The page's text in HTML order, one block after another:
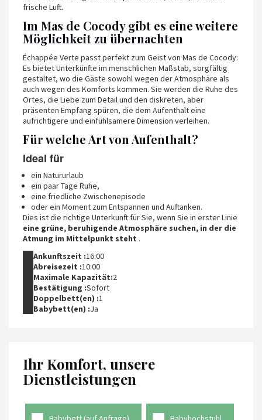
frische Luft.
Im Mas de Cocody gibt es eine weitere
Möglichkeit zu übernachten
Échappée Verte passt perfekt zum Geist von Mas de Cocody:
Es bietet Unterkünfte im menschlichen Maßstab, sorgfältig
gestaltet, wo die Gäste sowohl wegen der Atmosphäre als
auch wegen des Komforts kommen. Sie werden die Ruhe des
Ortes, die Liebe zum Detail und den diskreten, aber
präsenten Empfang spüren, die dem Aufenthalt eine
aufrichtigere und einfühlsamere Dimension verleihen.
Für welche Art von Aufenthalt?
Ideal für
ein Natururlaub
ein paar Tage Ruhe,
eine friedliche Zwischenepisode
oder ein Moment zum Entspannen und Auftanken.
Dies ist die richtige Unterkunft für Sie, wenn Sie in erster Linie
eine grüne, beruhigende Atmosphäre suchen, in der die
Atmung im Mittelpunkt steht .
Ankunftszeit :16:00
Abreisezeit :10:00
Maximale Kapazität:2
Bestätigung :Sofort
Doppelbett(en) :1
Babybett(en) :Ja
Ihr Komfort, unsere
Dienstleistungen